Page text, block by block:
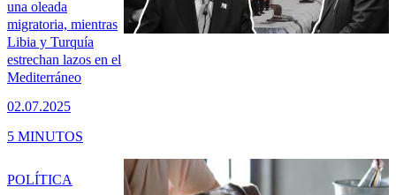
una oleada
migratoria, mientras
Libia y Turquía
estrechan lazos en el
Mediterráneo
02.07.2025
5 MINUTOS
POLÍTICA